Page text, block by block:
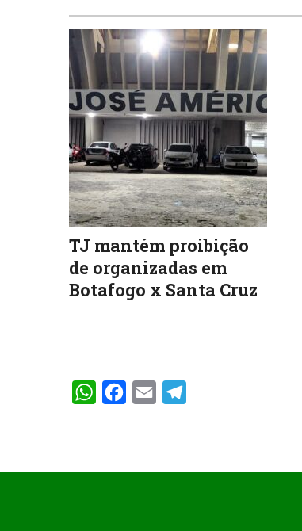
TJ mantém proibição
de organizadas em
Botafogo x Santa Cruz
WhatsAppFacebook
Email